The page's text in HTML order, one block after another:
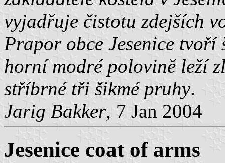
vyjadřuje čistotu zdejších
Prapor obce Jesenice
horní modré polovině leží
stříbrné tři šikmé pruhy.
Jarig Bakker, 7 Jan 2004
Jesenice coat of arms